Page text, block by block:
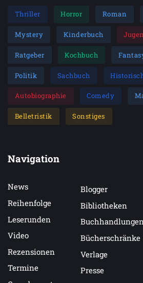
Thriller Horror Roman
Mystery Kinderbuch
Ratgeber Kochbuch
Politik Sachbuch
Autobiographie Comedy
Belletristik Sonstiges
Navigation
News
Reihenfolge
Leserunden
Video
Rezensionen
Termine
Blogger
Bibliotheken
Bücherschränke
Verlage
Presse